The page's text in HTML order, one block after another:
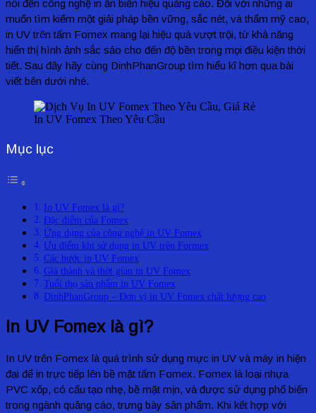
nói đến công nghệ in ấn biển hiệu quảng cáo. Đối với những ai
muốn tìm kiếm một giải pháp bền vững, sắc nét, và thẩm mỹ cao,
in UV trên tấm Fomex mang lại hiệu quả vượt trội, từ khả năng
hiển thị hình ảnh sắc sảo cho đến độ bền trong mọi điều kiện thời
tiết. Sau đây hãy cùng DinhPhanGroup tìm hiểu kĩ hơn qua bài
viết bên dưới nhé.
In UV Fomex Theo Yêu Cầu
Mục lục
In UV Fomex là gì?
Đặc điểm của Fomex
Ứng dụng của công nghệ in UV Fomex
Ưu điểm khi sử dụng in UV trên Formex
Các bước in UV Fomex
Giá thành và thời gian in UV Fomex
Tuổi thọ sản phẩm in UV Fomex
DinhPhanGroup – Đơn vị in UV Fomex chất lượng cao
In UV Fomex là gì?
In UV trên Fomex là quá trình sử dụng mực in UV và máy in hiện
đại để in trực tiếp lên bề mặt tấm Fomex. Fomex là loại nhựa
PVC xốp, có cấu tạo nhẹ, bề mặt mịn, và được sử dụng phổ biến
trong ngành quảng cáo, trưng bày sản phẩm. Khi kết hợp với